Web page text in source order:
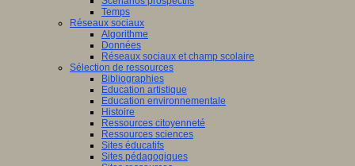
Temps
Réseaux sociaux
Algorithme
Données
Réseaux sociaux et champ scolaire
Sélection de ressources
Bibliographies
Education artistique
Education environnementale
Histoire
Ressources citoyenneté
Ressources sciences
Sites éducatifs
Sites pédagogiques